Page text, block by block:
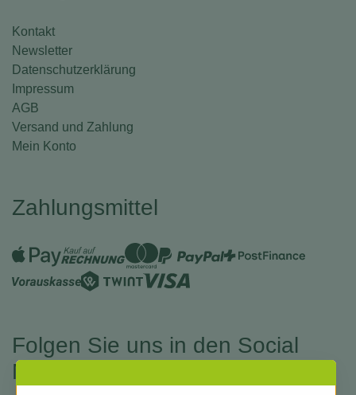
Kontakt
Newsletter
Datenschutzerklärung
Impressum
AGB
Versand und Zahlung
Mein Konto
Zahlungsmittel
Folgen Sie uns in den Social
Medias